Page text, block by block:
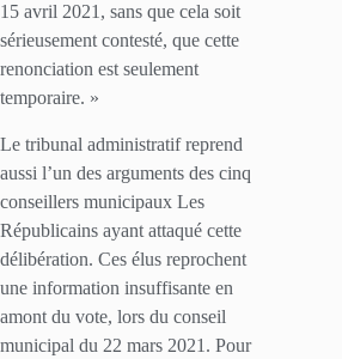
15 avril 2021, sans que cela soit
sérieusement contesté, que cette
renonciation est seulement
temporaire. »
Le tribunal administratif reprend
aussi l’un des arguments des cinq
conseillers municipaux Les
Républicains ayant attaqué cette
délibération. Ces élus reprochent
une information insuffisante en
amont du vote, lors du conseil
municipal du 22 mars 2021. Pour